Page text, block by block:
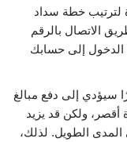
لترتيب خطة سداد
الاتصال بالرقم
الدخول إلى حسابك
القروض على مدى 36 شهرًا سيؤدي إلى دفع مبالغ
ولكن قد يزيد
المدى الطويل. لذلك،